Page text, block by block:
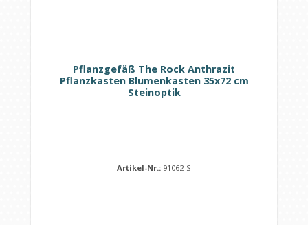
Pflanzgefäß The Rock Anthrazit
Pflanzkasten Blumenkasten 35x72 cm
Steinoptik
Artikel-Nr.: 91062-S